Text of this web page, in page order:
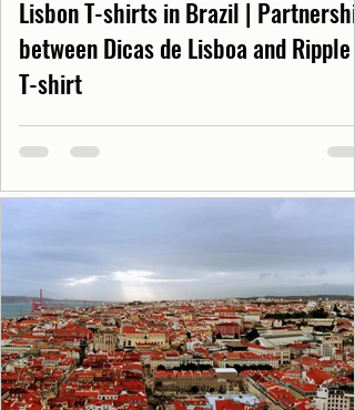
Lisbon T-shirts in Brazil | Partnership
between Dicas de Lisboa and Ripple
T-shirt